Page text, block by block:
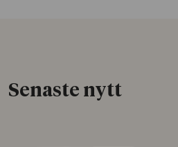
Senaste nytt